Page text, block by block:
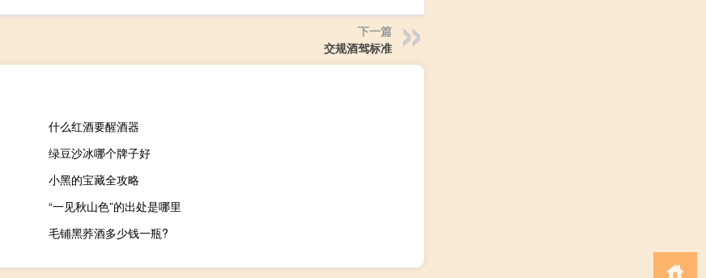
下一篇
交规酒驾标准
什么红酒要醒酒器
绿豆沙冰哪个牌子好
小黑的宝藏全攻略
“一见秋山色”的出处是哪里
毛铺黑荞酒多少钱一瓶?